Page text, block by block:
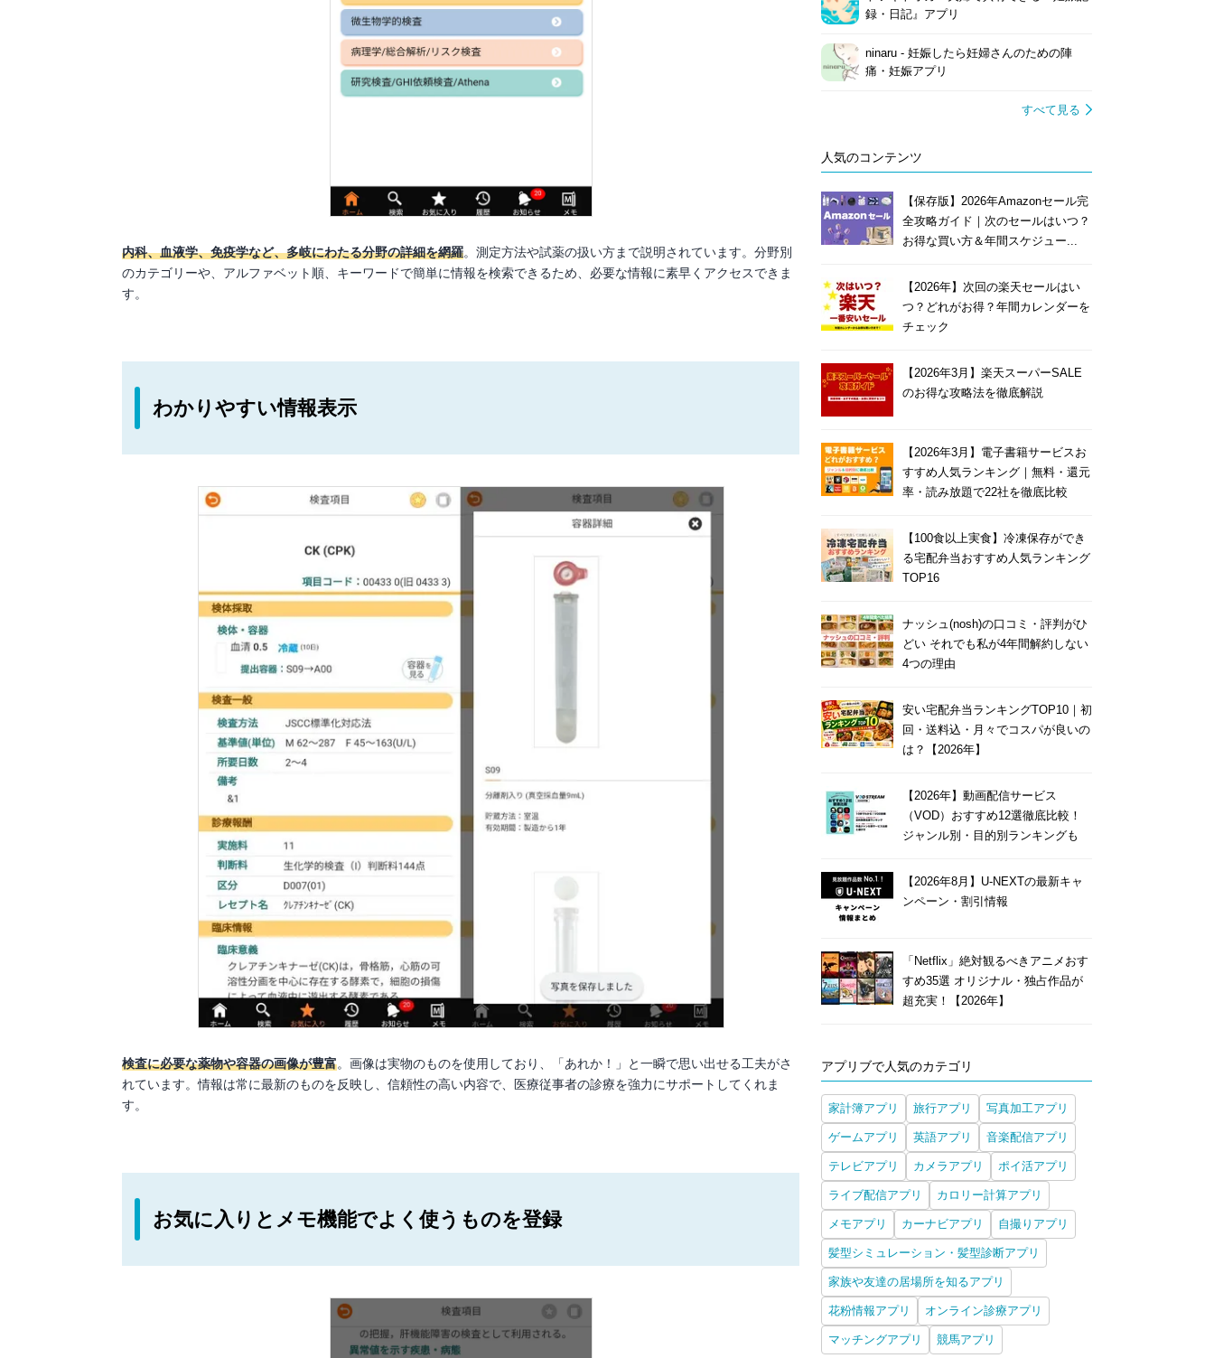
内科、血液学、免疫学など、多岐にわたる分野の詳細を網羅。測定方法や試薬の扱い方まで説明されています。分野別
のカテゴリーや、アルファベット順、キーワードで簡単に情報を検索できるため、必要な情報に素早くアクセスできま
す。
わかりやすい情報表示
検査に必要な薬物や容器の画像が豊富。画像は実物のものを使用しており、「あれか！」と一瞬で思い出せる工夫がさ
れています。情報は常に最新のものを反映し、信頼性の高い内容で、医療従事者の診療を強力にサポートしてくれま
す。
お気に入りとメモ機能でよく使うものを登録
録・日記』アプリ
ninaru - 妊娠したら妊婦さんのための陣
痛・妊娠アプリ
すべて見る
人気のコンテンツ
【保存版】2026年Amazonセール完
全攻略ガイド｜次のセールはいつ？
お得な買い方＆年間スケジュー...
【2026年】次回の楽天セールはい
つ？どれがお得？年間カレンダーを
チェック
【2026年3月】楽天スーパーSALE
のお得な攻略法を徹底解説
【2026年3月】電子書籍サービスお
すすめ人気ランキング｜無料・還元
率・読み放題で22社を徹底比較
【100食以上実食】冷凍保存ができ
る宅配弁当おすすめ人気ランキング
TOP16
ナッシュ(nosh)の口コミ・評判がひ
どい それでも私が4年間解約しない
4つの理由
安い宅配弁当ランキングTOP10｜初
回・送料込・月々でコスパが良いの
は？【2026年】
【2026年】動画配信サービス
（VOD）おすすめ12選徹底比較！
ジャンル別・目的別ランキングも
【2026年8月】U-NEXTの最新キャ
ンペーン・割引情報
「Netflix」絶対観るべきアニメおす
すめ35選 オリジナル・独占作品が
超充実！【2026年】
アプリブで人気のカテゴリ
家計簿アプリ 旅行アプリ 写真加工アプリ
ゲームアプリ 英語アプリ 音楽配信アプリ
テレビアプリ カメラアプリ ポイ活アプリ
ライブ配信アプリ カロリー計算アプリ
メモアプリ カーナビアプリ 自撮りアプリ
髪型シミュレーション・髪型診断アプリ
家族や友達の居場所を知るアプリ
花粉情報アプリ オンライン診療アプリ
マッチングアプリ 競馬アプリ